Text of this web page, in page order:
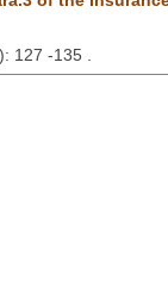
): 127 -135 .